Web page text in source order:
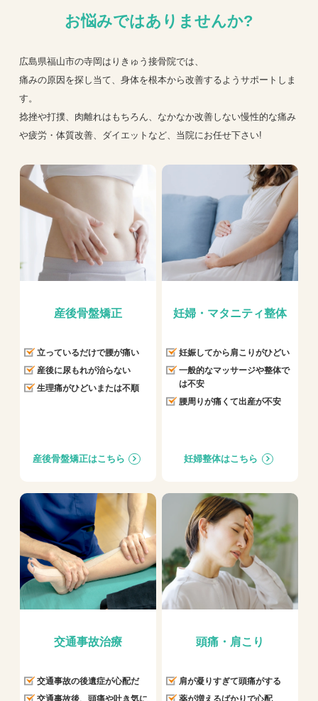
お悩みではありませんか?
広島県福山市の寺岡はりきゅう接骨院では、
痛みの原因を探し当て、身体を根本から改善するようサポートしま
す。
捻挫や打撲、肉離れはもちろん、なかなか改善しない慢性的な痛み
や疲労・体質改善、ダイエットなど、当院にお任せ下さい!
産後骨盤矯正
立っているだけで腰が痛い
産後に尿もれが治らない
生理痛がひどいまたは不順
産後骨盤矯正はこちら
妊婦・マタニティ整体
妊娠してから肩こりがひどい
一般的なマッサージや整体で
は不安
腰周りが痛くて出産が不安
妊婦整体はこちら
交通事故治療
交通事故の後遺症が心配だ
交通事故後、頭痛や吐き気に
頭痛・肩こり
肩が凝りすぎて頭痛がする
薬が増えるばかりで心配